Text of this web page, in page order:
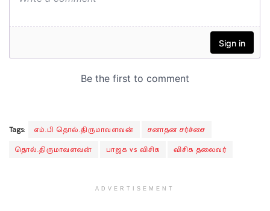
Tags: எம்.பி தொல்.திருமாவளவன்
சனாதன சர்ச்சை
தொல்.திருமாவளவன்
பாஜக vs விசிக விசிக தலைவர்
ADVERTISEMENT